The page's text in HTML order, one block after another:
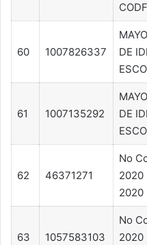
60 1007826337
DE
61 1007135292
DE
62 46371271
No
2020
2020
63 1057583103
No
2020